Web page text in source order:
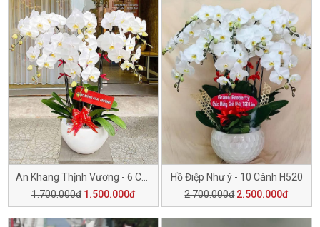
An Khang Thịnh Vương - 6 Cành H501
1.700.000đ 1.500.000đ
Hồ Điệp Như ý - 10 Cành H520
2.700.000đ 2.500.000đ